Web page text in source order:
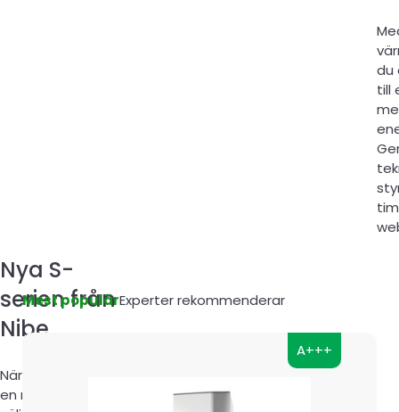
du
till
Nya S-
serien från
Nibe​
När det är dags för
en ny värmepump,
Mest populärExperter rekommenderar
A+++